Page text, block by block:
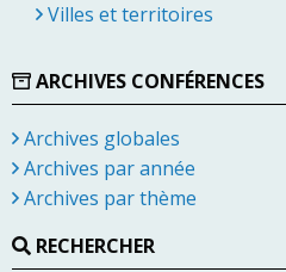
Villes et territoires
ARCHIVES CONFÉRENCES
Archives globales
Archives par année
Archives par thème
RECHERCHER